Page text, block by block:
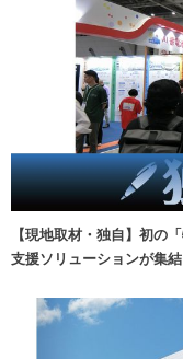
【現地取材・独自】初の
支援ソリューションが集結